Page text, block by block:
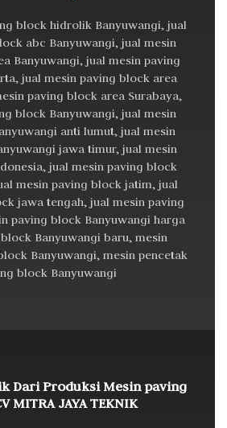
block hidrolik Banyuwangi, jual
abc Banyuwangi, jual mesin
Banyuwangi, jual mesin paving
jual mesin paving block area
paving block area Surabaya,
block Banyuwangi, jual mesin
anti lumut, jual mesin
jawa timur, jual mesin
jual mesin paving block
mesin paving block jatim, jual
jawa tengah, jual mesin paving
paving block Banyuwangi harga
Banyuwangi baru, mesin
Banyuwangi, mesin pencetak
block Banyuwangi
Dari Produksi Mesin paving
MITRA JAYA TEKNIK